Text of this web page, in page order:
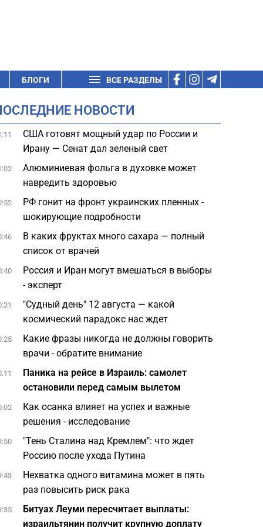
БЛОГИ ВСЕ РАЗДЕЛЫ
НОВОСТИ
США готовят мощный удар по России и
Ирану — Сенат дал зеленый свет
Алюминиевая фольга в духовке может
навредить здоровью
РФ гонит на фронт украинских пленных -
шокирующие подробности
В каких фруктах много сахара — полный
список от врачей
Россия и Иран могут вмешаться в выборы
- эксперт
"Судный день" 12 августа — какой
космический парадокс нас ждет
Какие фразы никогда не должны говорить
врачи - обратите внимание
Паника на рейсе в Израиль: самолет
остановили перед самым вылетом
Как осанка влияет на успех и важные
решения - исследование
"Тень Сталина над Кремлем": что ждет
Россию после ухода Путина
Нехватка одного витамина может в пять
раз повысить риск рака
Битуах Леуми пересчитает выплаты:
израильтянин получит крупную доплату